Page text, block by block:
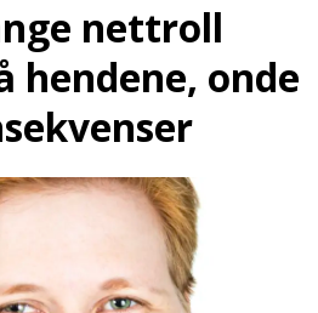
nettroll
hendene, onde